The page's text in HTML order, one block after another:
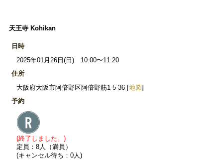
天王寺 Kohikan
日時
2025年01月26日(日) 10:00〜11:20
住所
大阪府大阪市阿倍野区阿倍野筋1-5-36 [地図]
予約
(終了しました。)
定員：8人（満員）
(キャンセル待ち：0人)